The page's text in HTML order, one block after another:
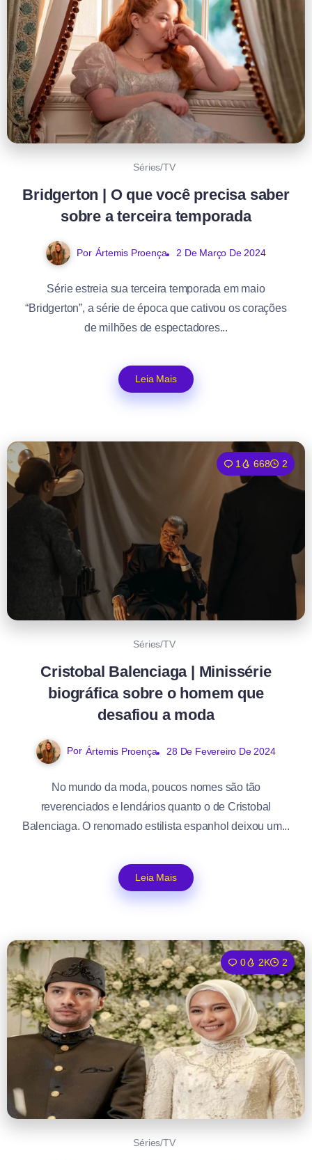
Séries/TV
Bridgerton | O que você precisa saber
sobre a terceira temporada
Por Ártemis Proença 2 De Março De 2024
Série estreia sua terceira temporada em maio
“Bridgerton”, a série de época que cativou os corações
de milhões de espectadores...
Leia Mais
1 668 2
Séries/TV
Cristobal Balenciaga | Minissérie
biográfica sobre o homem que
desafiou a moda
Por Ártemis Proença 28 De Fevereiro De 2024
No mundo da moda, poucos nomes são tão
reverenciados e lendários quanto o de Cristobal
Balenciaga. O renomado estilista espanhol deixou um...
Leia Mais
0 2K 2
Séries/TV